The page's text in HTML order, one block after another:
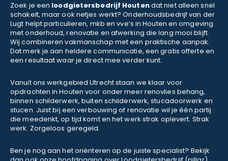
Zoek je een loodgietersbedrijf Houtendat niet alleen snel
schakelt, maar ook netjes werkt? Onderhoudsbedrijf van der
Lugt helpt particulieren, mkb en vve’s in Houten en omgeving
met onderhoud, renovatie en afwerking die lang mooi blijft.
Wij combineren vakmanschap met een praktische aanpak.
Dat merk je aan heldere communicatie, een gratis offerte en
een resultaat waar je direct mee verder kunt.
Vanuit ons werkgebied Utrecht staan we klaar voor
opdrachten in Houten voor onder meer renovlies behang,
binnen schilderwerk, buiten schilderwerk, stucadoorwerk en
stucen. Juist bij een verbouwing of renovatie wil je één partij
die meedenkt, op tijd komt en het werk strak oplevert. Strak
werk. Zorgeloos geregeld.
Ben je nog aan het oriënteren op de juiste specialist? Bekijk